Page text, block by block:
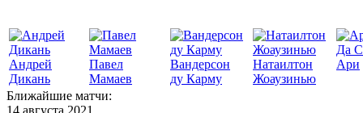
Андрей
Дикань
Павел
Мамаев
Вандерсон
ду Карму
Натаилтон
Жоаузинью
Да
Ари
Ближайшие матчи:
14 августа 2021